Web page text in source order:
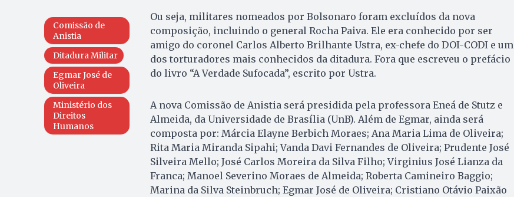
Comissão de
Anistia
Ditadura Militar
Egmar José de
Oliveira
Ministério dos
Direitos
Humanos
Ou seja, militares nomeados por Bolsonaro foram excluídos da nova
composição, incluindo o general Rocha Paiva. Ele era conhecido por ser
amigo do coronel Carlos Alberto Brilhante Ustra, ex-chefe do DOI-CODI e um
dos torturadores mais conhecidos da ditadura. Fora que escreveu o prefácio
do livro “A Verdade Sufocada”, escrito por Ustra.
A nova Comissão de Anistia será presidida pela professora Eneá de Stutz e
Almeida, da Universidade de Brasília (UnB). Além de Egmar, ainda será
composta por: Márcia Elayne Berbich Moraes; Ana Maria Lima de Oliveira;
Rita Maria Miranda Sipahi; Vanda Davi Fernandes de Oliveira; Prudente José
Silveira Mello; José Carlos Moreira da Silva Filho; Virginius José Lianza da
Franca; Manoel Severino Moraes de Almeida; Roberta Camineiro Baggio;
Marina da Silva Steinbruch; Egmar José de Oliveira; Cristiano Otávio Paixão